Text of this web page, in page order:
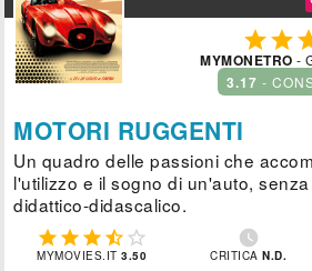

MYMONETRO -
3.17 -
MOTORI RUGGENTI
Un quadro delle passioni che
l'utilizzo e il sogno di un'auto,
didattico-didascalico.
    
MYMOVIES.IT3.50

CRITICAN.D.